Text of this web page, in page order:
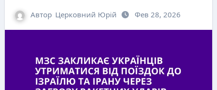
Автор Церковний Юрій Фев 28, 2026